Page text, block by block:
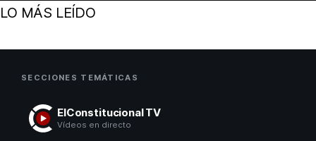
LO MÁS LEÍDO
SECCIONES TEMÁTICAS
ElConstitucional TV
Vídeos en directo